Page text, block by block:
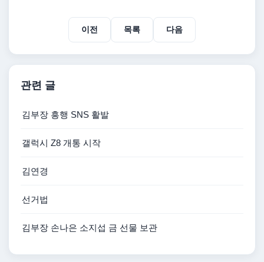
이전 목록 다음
관련 글
김부장 흥행 SNS 활발
갤럭시 Z8 개통 시작
김연경
선거법
김부장 손나은 소지섭 금 선물 보관